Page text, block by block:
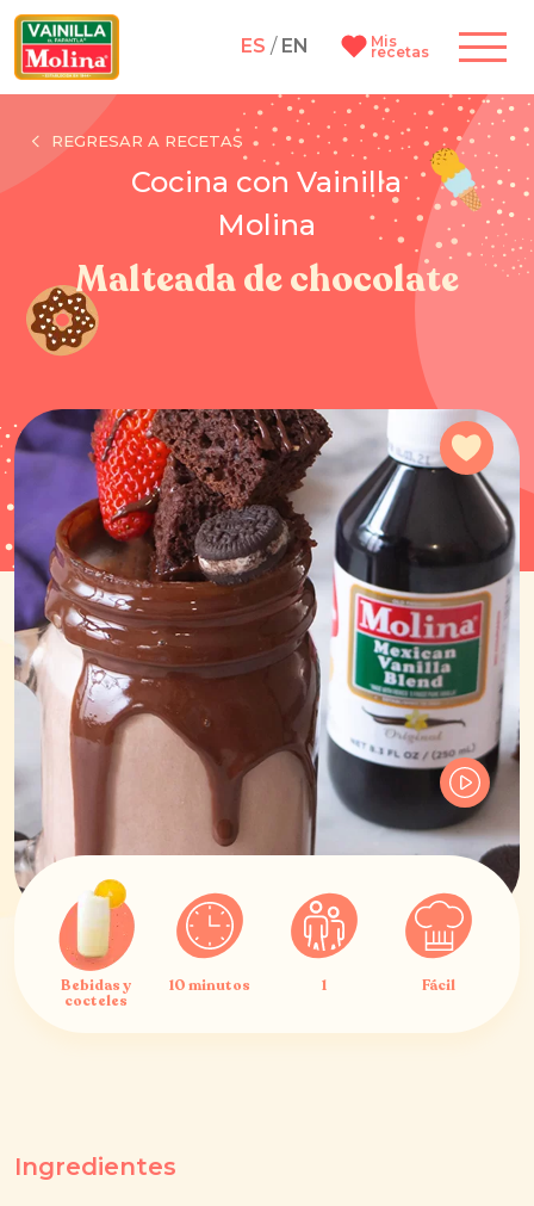
ES / EN Mis
recetas
REGRESAR A RECETAS
Cocina con Vainilla
Molina
Malteada de chocolate
Bebidas y
cocteles
10 minutos 1 Fácil
Ingredientes